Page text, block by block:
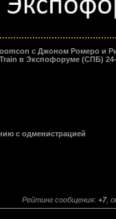
с Джоном Ромеро и
в Экспофоруме (СПБ) 24-
с одменистрацией
Рейтинг сообщения: +7,